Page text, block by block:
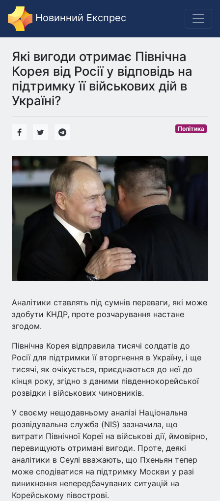
Новинний Експрес
Які вигоди отримає Північна
Корея від Росії у відповідь на
підтримку її військових дій в
Україні?
Політика
Аналітики ставлять під сумнів переваги, які може
здобути КНДР, проте розчарування настане
згодом.
Північна Корея відправила тисячі солдатів до
Росії для підтримки її вторгнення в Україну, і ще
тисячі, як очікується, приєднаються до неї до
кінця року, згідно з даними південнокорейської
розвідки і військових чиновників.
У своєму нещодавньому аналізі Національна
розвідувальна служба (NIS) зазначила, що
витрати Північної Кореї на військові дії, ймовірно,
перевищують отримані вигоди. Проте, деякі
аналітики в Сеулі вважають, що Пхеньян тепер
може сподіватися на підтримку Москви у разі
виникнення непередбачуваних ситуацій на
Корейському півострові.